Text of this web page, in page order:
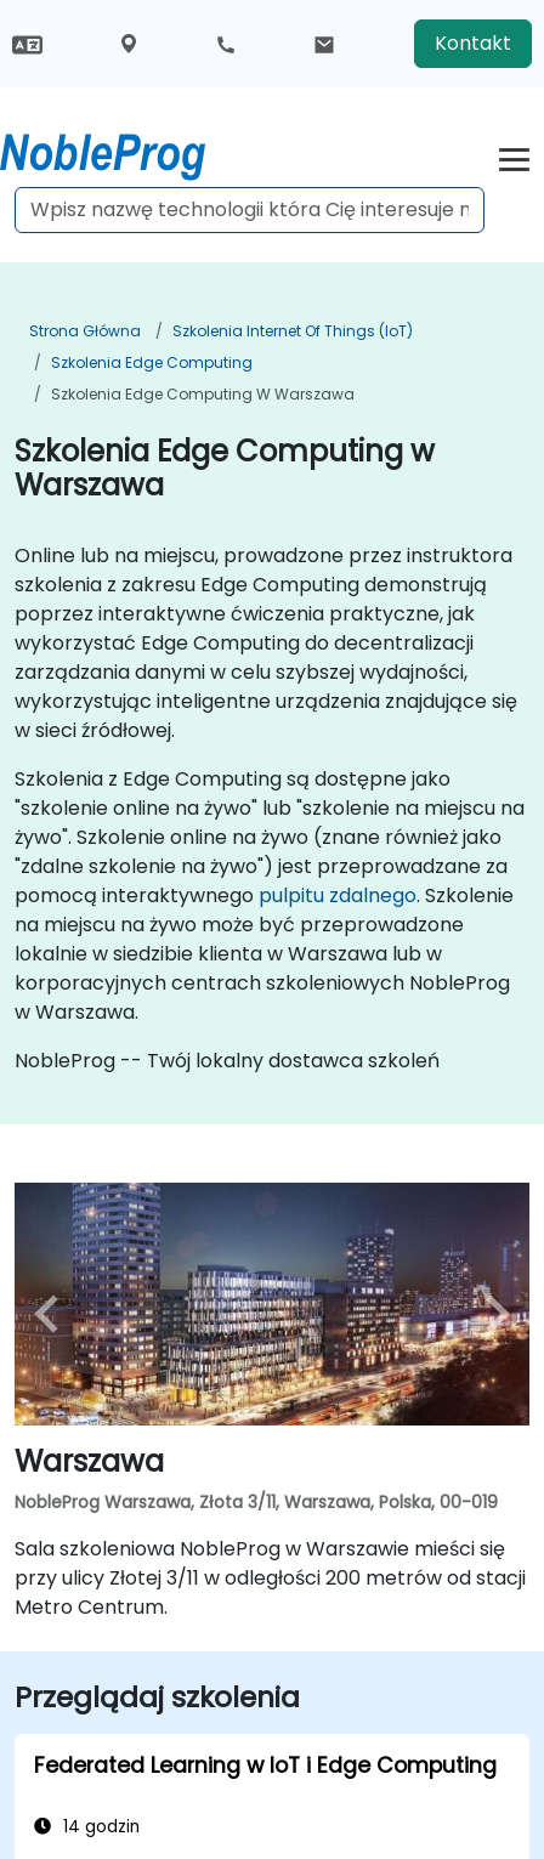
Kontakt
Strona Główna
Szkolenia Internet Of Things (IoT)
Szkolenia Edge Computing
Szkolenia Edge Computing W Warszawa
Szkolenia Edge Computing w
Warszawa
Online lub na miejscu, prowadzone przez instruktora
szkolenia z zakresu Edge Computing demonstrują
poprzez interaktywne ćwiczenia praktyczne, jak
wykorzystać Edge Computing do decentralizacji
zarządzania danymi w celu szybszej wydajności,
wykorzystując inteligentne urządzenia znajdujące się
w sieci źródłowej.
Szkolenia z Edge Computing są dostępne jako
"szkolenie online na żywo" lub "szkolenie na miejscu na
żywo". Szkolenie online na żywo (znane również jako
"zdalne szkolenie na żywo") jest przeprowadzane za
pomocą interaktywnego pulpitu zdalnego. Szkolenie
na miejscu na żywo może być przeprowadzone
lokalnie w siedzibie klienta w Warszawa lub w
korporacyjnych centrach szkoleniowych NobleProg
w Warszawa.
NobleProg -- Twój lokalny dostawca szkoleń
Warszawa
NobleProg Warszawa, Złota 3/11, Warszawa, Polska, 00-019
Sala szkoleniowa NobleProg w Warszawie mieści się
przy ulicy Złotej 3/11 w odległości 200 metrów od stacji
Metro Centrum.
Przeglądaj szkolenia
Federated Learning w IoT i Edge Computing
14 godzin